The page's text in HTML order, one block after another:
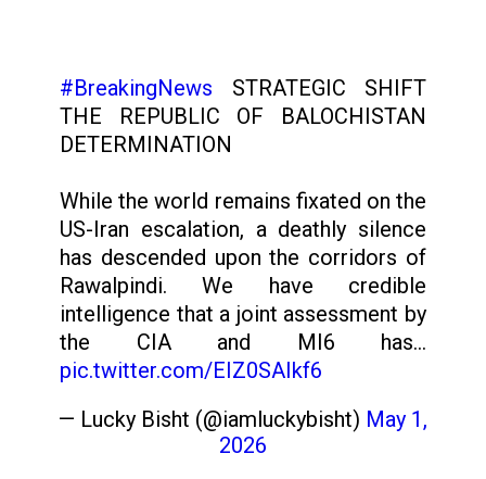
#BreakingNews STRATEGIC SHIFT
THE REPUBLIC OF BALOCHISTAN
DETERMINATION
While the world remains fixated on the
US-Iran escalation, a deathly silence
has descended upon the corridors of
Rawalpindi. We have credible
intelligence that a joint assessment by
the CIA and MI6 has…
pic.twitter.com/EIZ0SAIkf6
— Lucky Bisht (@iamluckybisht) May 1,
2026